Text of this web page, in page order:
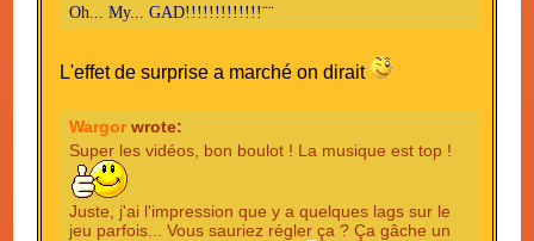
Oh... My... GAD!!!!!!!!!!!!!¨¨
L'effet de surprise a marché on dirait
Wargor wrote:
Super les vidéos, bon boulot ! La musique est top !
Juste, j'ai l'impression que y a quelques lags sur le
jeu parfois... Vous sauriez régler ça ? Ça gâche un